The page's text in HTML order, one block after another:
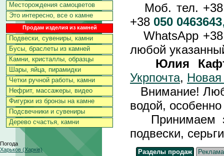
Месторождения самоцветов
Это интересно, все о камне
Продам изделия из камней
Подвески, сувениры, камни
Бусы, браслеты из камней
Камни, кристаллы, образцы
Шары, яйца, пирамидки
Четки ручной работы, камни
Нефрит, массажеры, видео
Фигурки из бронзы на камне
Подсвечники и сувениры
Дерево счастья, камни
Моб. тел.
+38 050 0463643
WhatsApp
любой
Юлия
Укрпочта, Новая
Внимание!
водой,
Принимаем
подвески,
Разделы продаж Реклама
Погода
Харьков (Харків)